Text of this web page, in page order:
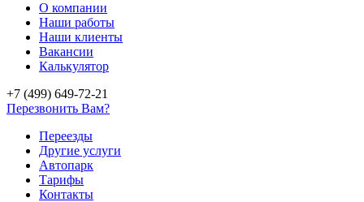
О компании
Наши работы
Наши клиенты
Вакансии
Калькулятор
+7 (499) 649-72-21
Перезвонить Вам?
Переезды
Другие услуги
Автопарк
Тарифы
Контакты